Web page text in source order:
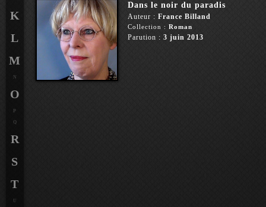
Dans le noir du paradis
Auteur : France Billand
Collection : Roman
Parution : 3 juin 2013
K
L
M
N
O
P
Q
R
S
T
U